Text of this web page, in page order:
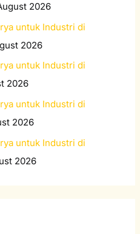
2026
untuk Industri di
2026
untuk Industri di
2026
untuk Industri di
2026
untuk Industri di
2026